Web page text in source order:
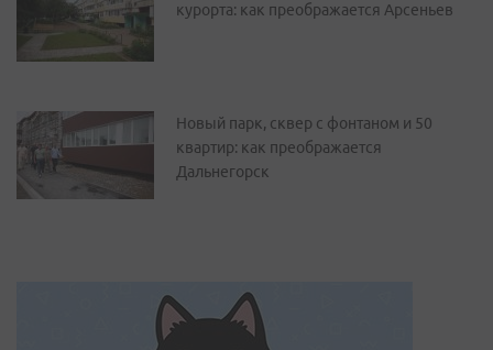
курорта: как преображается Арсеньев
Новый парк, сквер с фонтаном и 50
квартир: как преображается
Дальнегорск